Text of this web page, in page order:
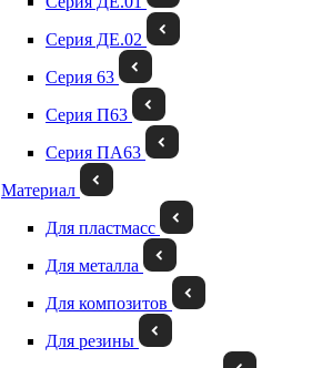
Серия ДЕ.02
Серия 63
Серия П63
Серия ПА63
Материал
Для пластмасс
Для металла
Для композитов
Для резины